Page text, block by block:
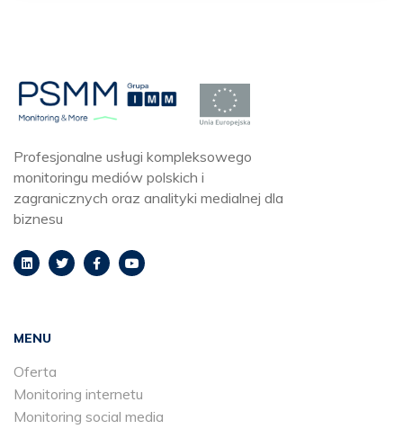
Profesjonalne usługi kompleksowego
monitoringu mediów polskich i
zagranicznych oraz analityki medialnej dla
biznesu
MENU
Oferta
Monitoring internetu
Monitoring social media